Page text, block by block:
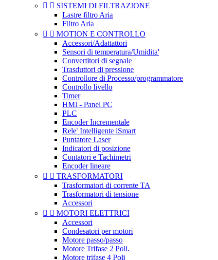
  SISTEMI DI FILTRAZIONE
Lastre filtro Aria
Filtro Aria
  MOTION E CONTROLLO
Accessori/Adattattori
Sensori di temperatura/Umidita'
Convertitori di segnale
Trasduttori di pressione
Controllore di Processo/programmatore
Controllo livello
Timer
HMI - Panel PC
PLC
Encoder Incrementale
Rele' Intelligente iSmart
Puntatore Laser
Indicatori di posizione
Contatori e Tachimetri
Encoder lineare
  TRASFORMATORI
Trasformatori di corrente TA
Trasformatori di tensione
Accessori
  MOTORI ELETTRICI
Accessori
Condesatori per motori
Motore passo/passo
Motore Trifase 2 Poli.
Motore trifase 4 Poli